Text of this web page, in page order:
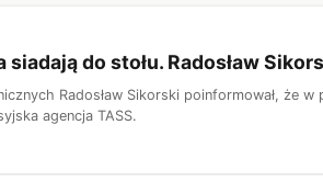
siadają do stołu. Radosław
Radosław Sikorski poinformował, że
agencja TASS.